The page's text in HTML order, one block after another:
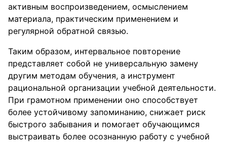
активным воспроизведением, осмыслением
материала, практическим применением и
регулярной обратной связью.
Таким образом, интервальное повторение
представляет собой не универсальную замену
другим методам обучения, а инструмент
рациональной организации учебной деятельности.
При грамотном применении оно способствует
более устойчивому запоминанию, снижает риск
быстрого забывания и помогает обучающимся
выстраивать более осознанную работу с учебной